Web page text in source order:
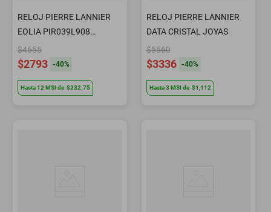
RELOJ PIERRE LANNIER
EOLIA PIR039L908
CRISTAL JOYAS
$4655
$2793 -40%
Hasta12 MSIde $232.75
RELOJ PIERRE LANNIER
DATA CRISTAL JOYAS
$5560
$3336 -40%
Hasta3 MSIde $1,112